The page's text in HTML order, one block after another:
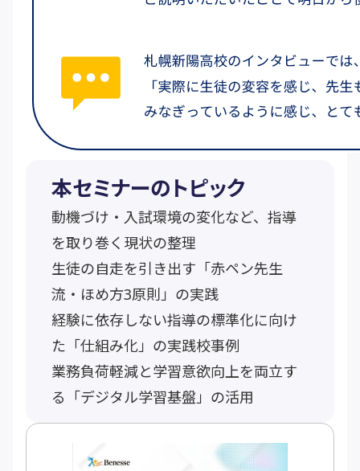
本セミナーのトピック
動機づけ・入試環境の変化など、指導
を取り巻く現状の整理
生徒の自走を引き出す「赤ペン先生
流・ほめ方3原則」の実践
経験に依存しない指導の標準化に向け
た「仕組み化」の実践校事例
業務負荷軽減と学習意欲向上を両立す
る「デジタル学習基盤」の活用